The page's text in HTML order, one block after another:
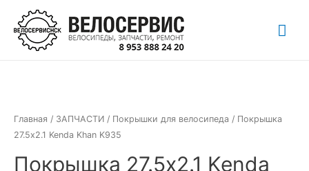
Перейти
содержимому
Главная / ЗАПЧАСТИ / Покрышки для велосипеда / Покрышка
27.5х2.1 Kenda Khan K935
Покрышка 27.5х2.1 Kenda